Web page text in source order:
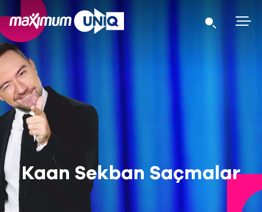
Kaan Sekban Saçmalar